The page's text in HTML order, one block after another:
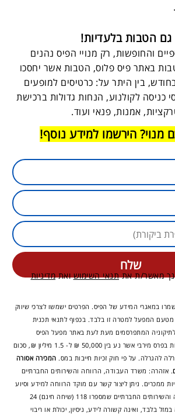
הטבות בלעדיות!
והחופשות, רק מנויי הפיס נהנים
באתר פיס פלוס, הטבות אשר יחסכו
בין היתר על: כרטיסים למופעים
כניסה לקולנוע, הנחות גדולות ברכישת
אמנות, פנאי ועוד.
מנוי? הירשמו למידע נוסף!
מאשר/ת אתתנאי השימושואתמדיניות
במאגרי המידע של הפיס. הפרטים ישמשו לצרכי שיווק
מטעם המפעל למטרה זו בלבד. בכפוף לתנאי תכנית
“מנוי פיס 2016” ולתיקוניה המתפרסמים מעת לעת באתר מפעל הפיס
www.pais.co.il. ניתן לזכות בפרס מירבי אשר נע בין 50,000 ₪ ל- 1.5 מיליון ₪, סכום
להגרלה. על פי חוק זכיות חייבות במס. המכירה אסורה
. אזהרה: משרד העבודה, הרווחה והשירותים החברתיים
ממכרים. ניתן ליצור קשר עם מוקד הרווחה למידע וסיוע
של משרד העבודה, הרווחה והשירותים החברתיים שמספרו 118 (שיחה חינם) 24
בלבד, ואינה קשורה לידע, ניסיון, יכולת או ריבוי